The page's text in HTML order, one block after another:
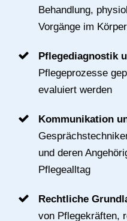
Behandlung,
Vorgänge im Körper
Pflegediagnostik
Pflegeprozesse
evaluiert werden
Kommunikation
und deren
Pflegealltag
Rechtliche
von Pflegekräften,